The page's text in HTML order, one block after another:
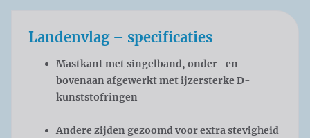
Landenvlag – specificaties
Mastkant met singelband, onder- en
bovenaan afgewerkt met ijzersterke D-
kunststofringen
Andere zijden gezoomd voor extra stevigheid